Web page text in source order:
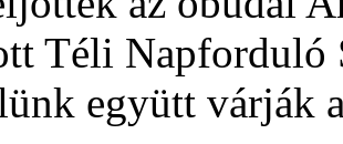
Téli Napforduló
együtt várják